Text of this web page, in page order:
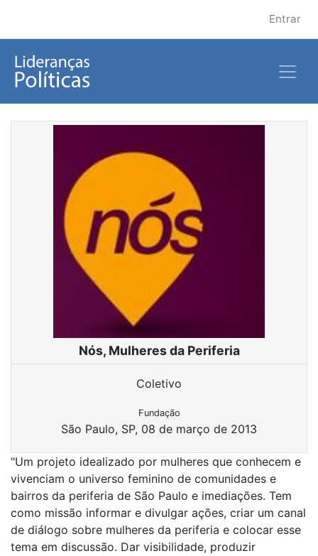
Entrar
"Um projeto idealizado por mulheres que conhecem e
vivenciam o universo feminino de comunidades e
bairros da periferia de São Paulo e imediações. Tem
como missão informar e divulgar ações, criar um canal
de diálogo sobre mulheres da periferia e colocar esse
tema em discussão. Dar visibilidade, produzir
Nós, Mulheres da Periferia
Coletivo
Fundação
São Paulo, SP, 08 de março de 2013